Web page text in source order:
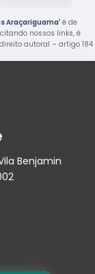
Araçariguama" é de
nossos links, é
autoral – artigo 184
Benjamin